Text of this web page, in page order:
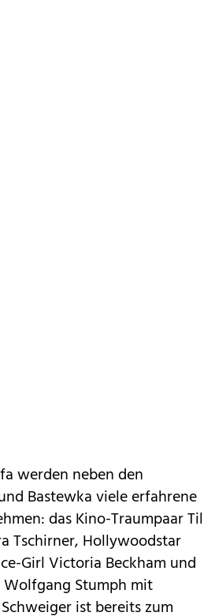
werden neben den
Bastewka viele erfahrene
dasKino-Traumpaar Til
Tschirner, Hollywoodstar
Girl Victoria Beckham und
Stumph mit
ist bereits zum